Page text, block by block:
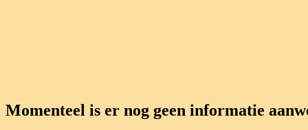
Momenteel is er nog geen informatie